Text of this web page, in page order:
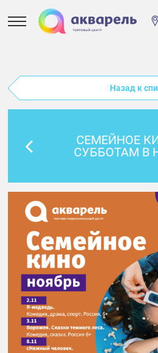
Назад к
СЕМЕЙНОЕ
СУББОТАМ В